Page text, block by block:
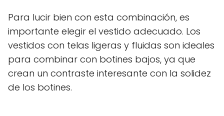
Para lucir bien con esta combinación, es
importante elegir el vestido adecuado. Los
vestidos con telas ligeras y fluidas son ideales
para combinar con botines bajos, ya que
crean un contraste interesante con la solidez
de los botines.